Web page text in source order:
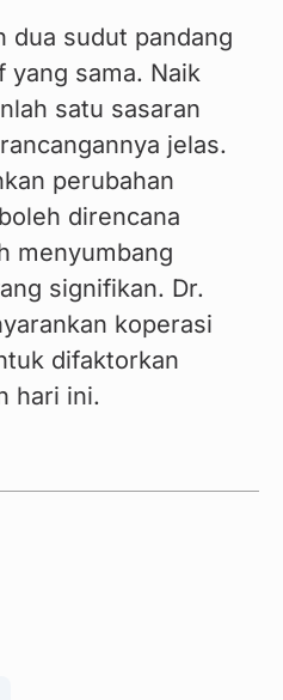
dua sudut pandang
sama. Naik
satu sasaran
jelas.
perubahan
direncana
menyumbang
signifikan. Dr.
koperasi
difaktorkan
hari ini.